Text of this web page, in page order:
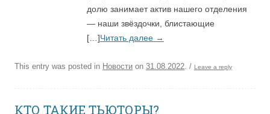
долю занимает актив нашего отделения
— наши звёздочки, блистающие
[…]Читать далее →
This entry was posted in Новости on 31.08.2022 / Leave a reply
КТО ТАКИЕ ТЬЮТОРЫ?